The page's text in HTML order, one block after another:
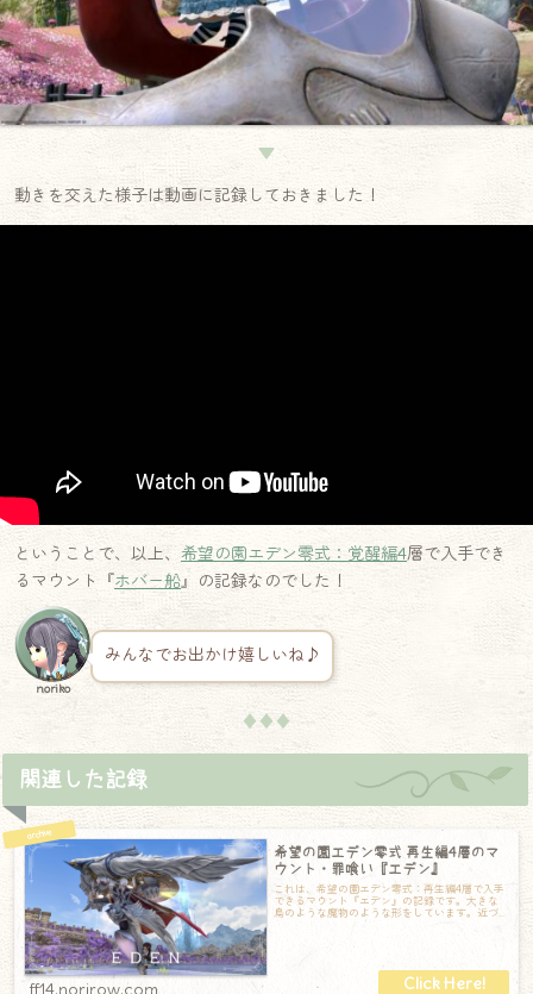
▼
動きを交えた様子は動画に記録しておきました！
ということで、以上、 希望の園エデン零式：覚醒編4層で入手でき
るマウント『ホバー船』の記録なのでした！
noriko
みんなでお出かけ嬉しいね♪
♦♦♦
関連した記録
希望の園エデン零式 再生編4層のマ
ウント・罪喰い『エデン』
これは、希望の園エデン零式：再生編4層で入手
できるマウント『エデン』の記録です。大きな
鳥のような魔物のような形をしています。近づ
いてみるとけっこうおどろおどろしい？もし
ff14.norirow.com